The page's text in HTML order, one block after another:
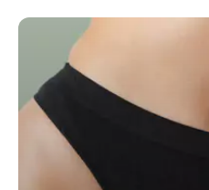
Klitorismantelstraffung